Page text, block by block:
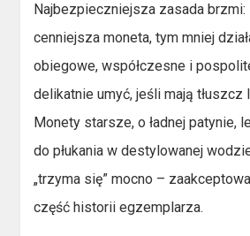
Najbezpieczniejsza zasada brzmi:
cenniejsza moneta, tym mniej
obiegowe, współczesne i
delikatnie umyć, jeśli mają tłuszcz
Monety starsze, o ładnej patynie,
do płukania w destylowanej
„trzyma się” mocno –
część historii egzemplarza.